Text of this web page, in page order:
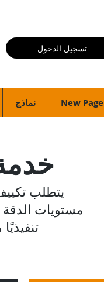
تسجيل الدخول
New Page نماذج
يتطلب